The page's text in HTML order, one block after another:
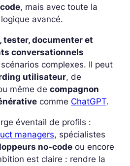
, mais avec toute la
avancé.
tester, documenter et
conversationnels
complexes. Il peut
utilisateur, de
même de compagnon
comme ChatGPT.
éventail de profils :
managers, spécialistes
no-code ou encore
est claire : rendre la